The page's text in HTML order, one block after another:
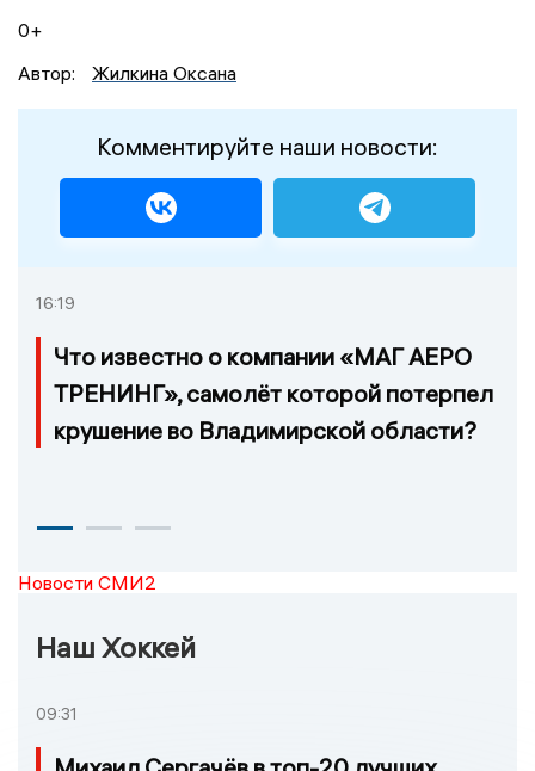
0+
Автор:
Жилкина Оксана
Комментируйте наши новости:
16:19
Что известно о компании «МАГ АЕРО
ТРЕНИНГ», самолёт которой потерпел
крушение во Владимирской области?
Новости СМИ2
Наш Хоккей
09:31